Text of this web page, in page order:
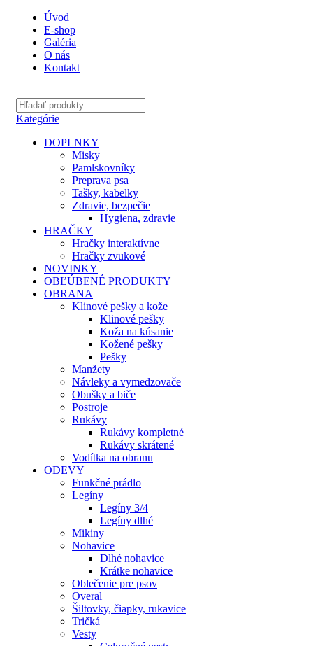
Úvod
E-shop
Galéria
O nás
Kontakt
Kategórie
DOPLNKY
Misky
Pamlskovníky
Preprava psa
Tašky, kabelky
Zdravie, bezpečie
Hygiena, zdravie
HRAČKY
Hračky interaktívne
Hračky zvukové
NOVINKY
OBĽÚBENÉ PRODUKTY
OBRANA
Klinové pešky a kože
Klinové pešky
Koža na kúsanie
Kožené pešky
Pešky
Manžety
Návleky a vymedzovače
Obušky a biče
Postroje
Rukávy
Rukávy kompletné
Rukávy skrátené
Vodítka na obranu
ODEVY
Funkčné prádlo
Legíny
Legíny 3/4
Legíny dlhé
Mikiny
Nohavice
Dlhé nohavice
Krátke nohavice
Oblečenie pre psov
Overal
Šiltovky, čiapky, rukavice
Tričká
Vesty